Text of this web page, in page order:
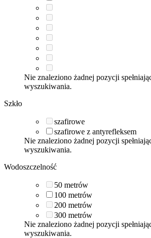
Nie znaleziono żadnej pozycji
wyszukiwania.
Szkło
szafirowe
szafirowe z antyrefleksem
Nie znaleziono żadnej pozycji
wyszukiwania.
Wodoszczelność
50 metrów
100 metrów
200 metrów
300 metrów
Nie znaleziono żadnej pozycji
wyszukiwania.